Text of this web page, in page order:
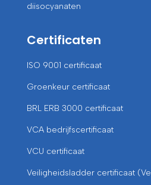
diisocyanaten
Certificaten
ISO 9001 certificaat
Groenkeur certificaat
BRL ERB 3000 certificaat
VCA bedrijfscertificaat
VCU certificaat
Veiligheidsladder certificaat